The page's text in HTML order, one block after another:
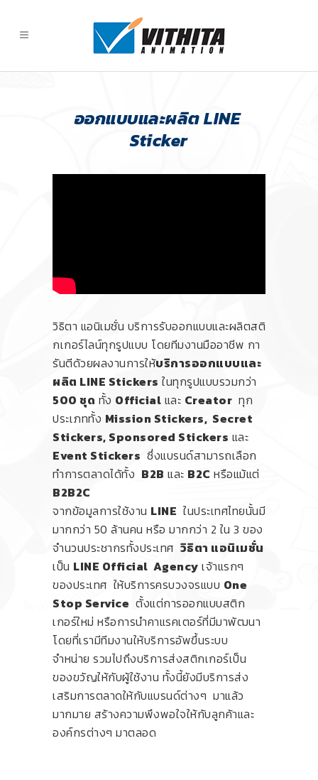
ออกแบบและผลิต LINE
Sticker
วิธิตา แอนิเมชั่น บริการรับออกแบบและผลิตสติ
กเกอร์ไลน์ทุกรูปแบบ โดยทีมงานมืออาชีพ กา
รันตีด้วยผลงานการให้บริการออกแบบและ
ผลิต LINE Stickers ในทุกรูปแบบรวมกว่า
500 ชุด ทั้ง Official และ Creator ทุก
ประเภททั้ง Mission Stickers, Secret
Stickers, Sponsored Stickers และ
Event Stickers ซึ่งแบรนด์สามารถเลือก
ทำการตลาดได้ทั้ง B2B และ B2C หรือแม้แต่
B2B2C
จากข้อมูลการใช้งาน LINE ในประเทศไทยนั้นมี
มากกว่า 50 ล้านคน หรือ มากกว่า 2 ใน 3 ของ
จำนวนประชากรทั้งประเทศ วิธิตา แอนิเมชั่น
เป็น LINE Official Agency เจ้าแรกๆ
ของประเทศ ให้บริการครบวงจรแบบ One
Stop Service ตั้งแต่การออกแบบสติก
เกอร์ใหม่ หรือการนำคาแรคเตอร์ที่มีมาพัฒนา
โดยที่เรามีทีมงานให้บริการอัพขึ้นระบบ
จำหน่าย รวมไปถึงบริการส่งสติกเกอร์เป็น
ของขวัญให้กับผู้ใช้งาน ทั้งนี้ยังมีบริการส่ง
เสริมการตลาดให้กับแบรนด์ต่างๆ มาแล้ว
มากมาย สร้างความพึงพอใจให้กับลูกค้าและ
องค์กรต่างๆ มาตลอด